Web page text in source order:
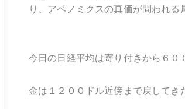
り、アベノミクスの真価が問われる
今日の日経平均は寄り付きから６０
金は１２００ドル近傍まで戻してき